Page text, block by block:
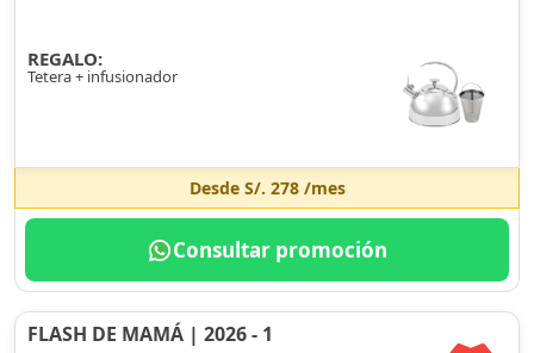
REGALO:
Tetera + infusionador
Desde S/. 278/mes
Consultar promoción
FLASH DE MAMÁ | 2026 - 1